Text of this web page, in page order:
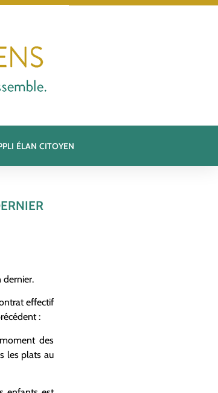
ÉLAN CITOYEN
dernier.
effectif
:
des
les plats au